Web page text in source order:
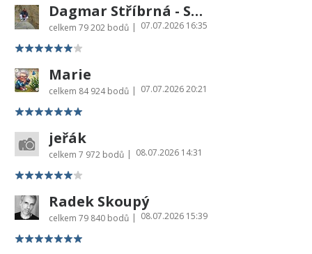
Dagmar Stříbrná - Sharon
celkem 79 202 bodů | 07.07.2026 16:35
Marie
celkem 84 924 bodů | 07.07.2026 20:21
jeřák
celkem 7 972 bodů | 08.07.2026 14:31
Radek Skoupý
celkem 79 840 bodů | 08.07.2026 15:39